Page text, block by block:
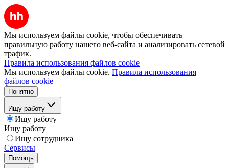
Мы используем файлы cookie, чтобы обеспечивать
правильную работу нашего веб-сайта и анализировать сетевой
трафик.
Правила использования файлов cookie
Мы используем файлы cookie. Правила использования
файлов cookie
Понятно
Ищу работу
Ищу работу
Ищу работу
Ищу сотрудника
Сервисы
Помощь